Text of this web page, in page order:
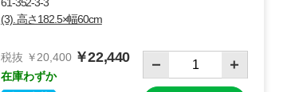
(3). 高さ182.5×幅60cm
税抜 ￥20,400 ￥22,440
在庫わずか